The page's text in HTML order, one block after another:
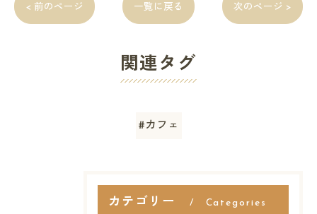
< 前のページ 一覧に戻る 次のページ >
関連タグ
#カフェ
カテゴリー Categories